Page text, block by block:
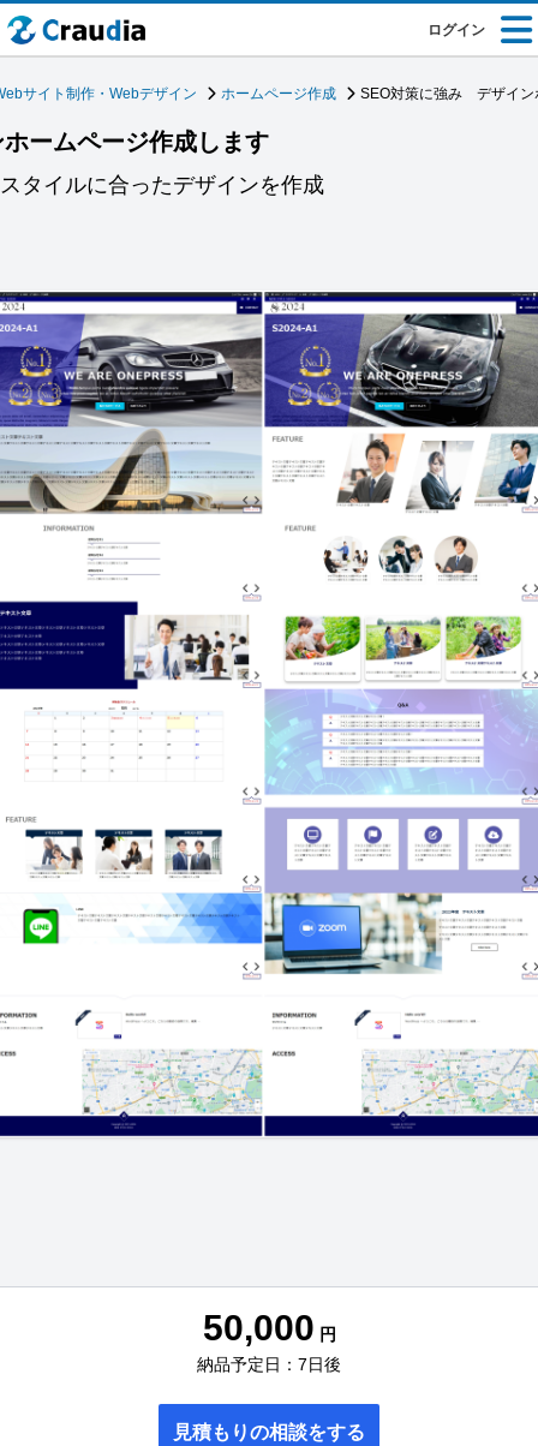
ログイン
サイト制作・Webデザイン ホームページ作成 SEO対策に強み デザイン
ームページ作成します
タイルに合ったデザインを作成
50,000 円
納品予定日：7日後
見積もりの相談をする